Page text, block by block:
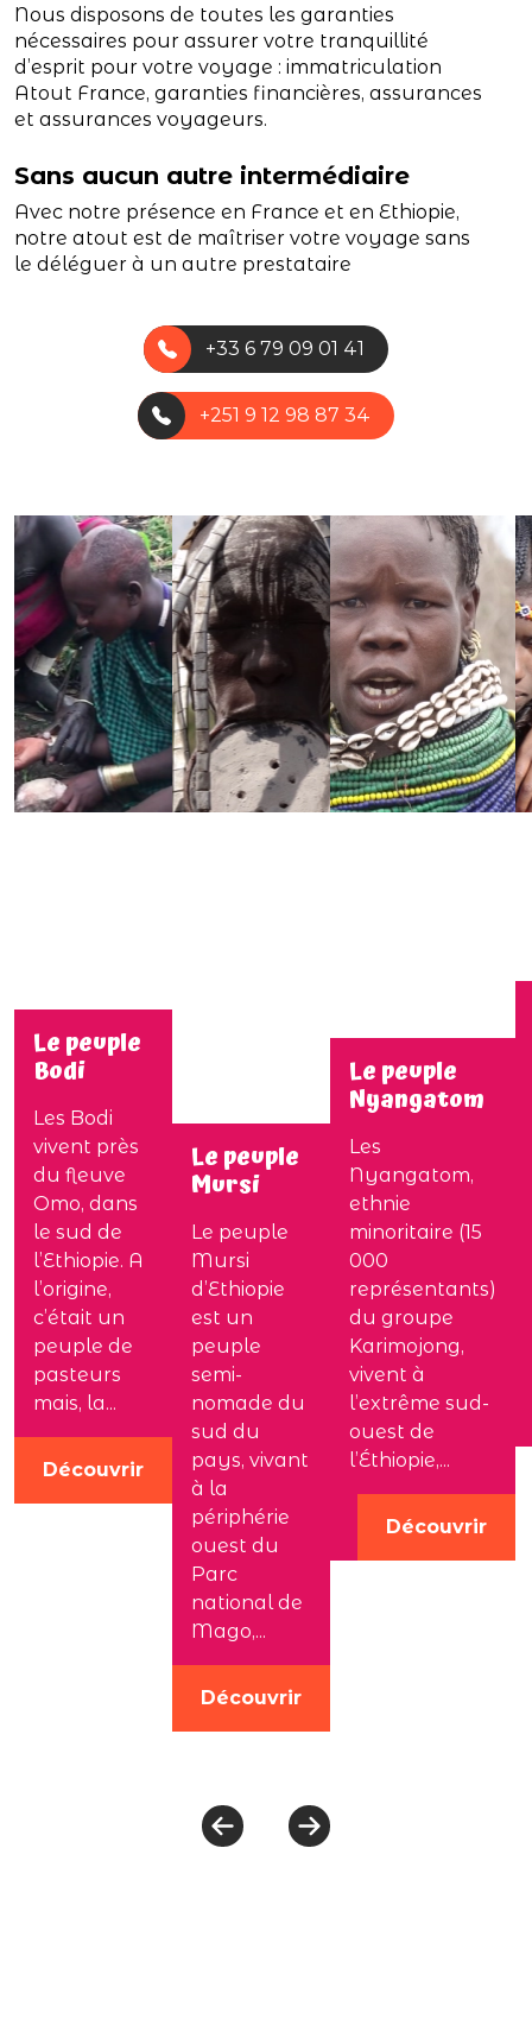
Nous disposons de toutes les garanties
nécessaires pour assurer votre tranquillité
d’esprit pour votre voyage : immatriculation
Atout France, garanties financières, assurances
et assurances voyageurs.
Sans aucun autre intermédiaire
Avec notre présence en France et en Ethiopie,
notre atout est de maîtriser votre voyage sans
le déléguer à un autre prestataire
+33 6 79 09 01 41
+251 9 12 98 87 34
Le peuple
Bodi
Les Bodi
vivent près
du fleuve
Omo, dans
le sud de
l’Ethiopie. A
l’origine,
c’était un
peuple de
pasteurs
mais, la...
Découvrir
Le peuple
Mursi
Le peuple
Mursi
d’Ethiopie
est un
peuple
semi-
nomade du
sud du
pays, vivant
à la
périphérie
ouest du
Parc
national de
Mago,...
Découvrir
Le peuple
Nyangatom
Les
Nyangatom,
ethnie
minoritaire (15
000
représentants)
du groupe
Karimojong,
vivent à
l’extrême sud-
ouest de
l’Éthiopie,...
Découvrir